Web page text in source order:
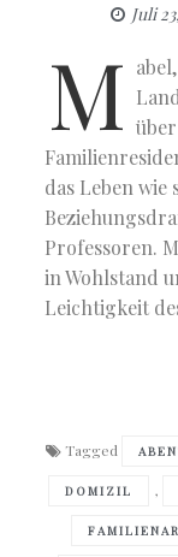
Juli
M
das Leben
Professoren.
in Wohlstand
Leichtigkeit
Tagged
DOMIZIL ,